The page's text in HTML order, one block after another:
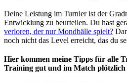
Deine Leistung im Turnier ist der
Entwicklung zu beurteilen. Du hast
verloren, der nur Mondbälle spielt?
noch nicht das Level erreicht, das du
Hier kommen meine Tipps für alle
Training gut und im Match plötzlich